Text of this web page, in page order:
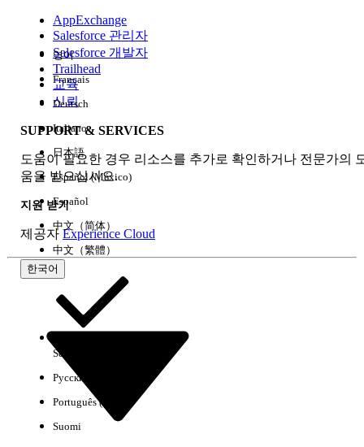
경험
AppExchange
Salesforce 관리자
Salesforce 개발자
Trailhead
교육
신뢰
SUPPORT & SERVICES
도움이 필요한 경우 리소스를 추가로 확인하거나 전문가의
움을 받으십시오.
지원 받기
제공자 Experience Cloud
한국어
영어
Français
Deutsch
Italiano
日本語
Español (México)
Español
中文（简体）
中文（繁體）
Select Org
Русский
Português (Brasil)
Suomi